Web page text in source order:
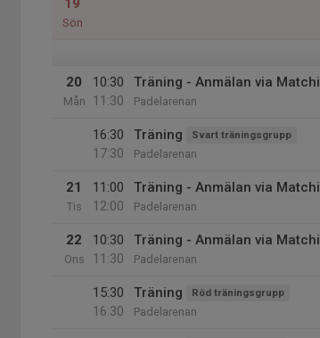
19
Sön
20
Mån
10:30
11:30
Träning - Anmälan via Matchi
Padelarenan
16:30
17:30
Träning Svart träningsgrupp
Padelarenan
21
Tis
11:00
12:00
Träning - Anmälan via Matchi
Padelarenan
22
Ons
10:30
11:30
Träning - Anmälan via Matchi
Padelarenan
15:30
16:30
Träning Röd träningsgrupp
Padelarenan